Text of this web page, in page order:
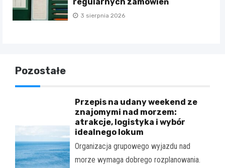
regularnych zamówień
3 sierpnia 2026
Pozostałe
Przepis na udany weekend ze
znajomymi nad morzem:
atrakcje, logistyka i wybór
idealnego lokum
Organizacja grupowego wyjazdu nad
morze wymaga dobrego rozplanowania.